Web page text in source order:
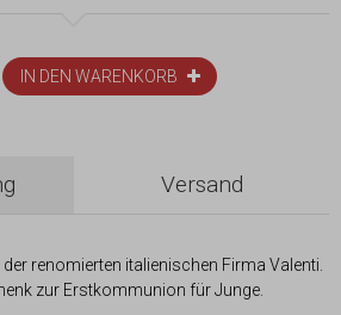
IN DEN WARENKORB
Versand
renomierten italienischen Firma Valenti.
zur Erstkommunion für Junge.